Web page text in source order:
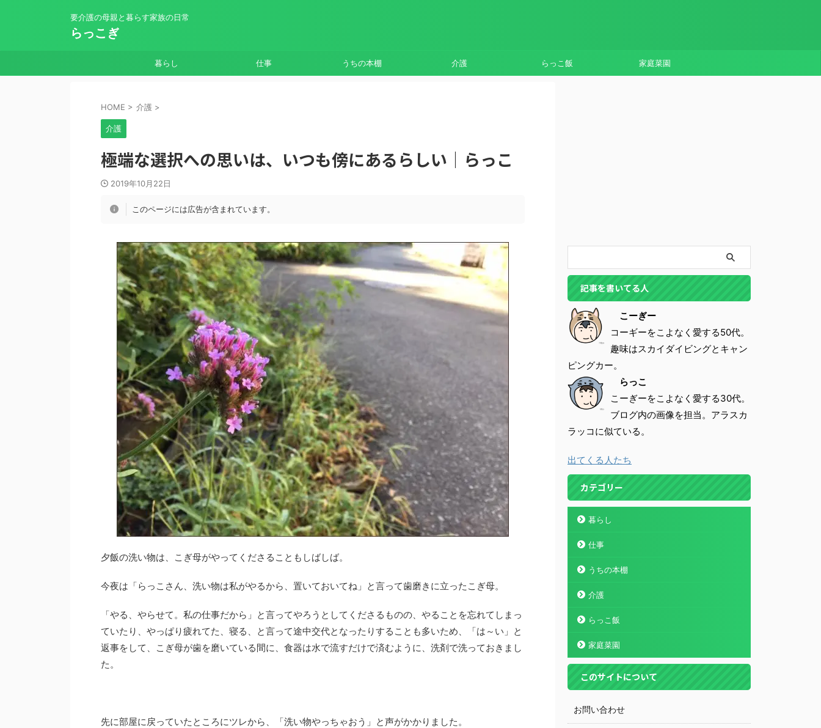
要介護の母親と暮らす家族の日常
らっこぎ
暮らし 仕事 うちの本棚 介護 らっこ飯 家庭菜園
HOME > 介護 >
介護
極端な選択への思いは、いつも傍にあるらしい｜らっこ
2019年10月22日
このページには広告が含まれています。
夕飯の洗い物は、こぎ母がやってくださることもしばしば。
今夜は「らっこさん、洗い物は私がやるから、置いておいてね」と言って歯磨きに立ったこぎ母。
「やる、やらせて。私の仕事だから」と言ってやろうとしてくださるものの、やることを忘れてしまっ
ていたり、やっぱり疲れてた、寝る、と言って途中交代となったりすることも多いため、「は～い」と
返事をして、こぎ母が歯を磨いている間に、食器は水で流すだけで済むように、洗剤で洗っておきまし
た。
先に部屋に戻っていたところにツレから、「洗い物やっちゃおう」と声がかかりました。
記事を書いてる人
こーぎー
コーギーをこよなく愛する50代。
趣味はスカイダイビングとキャン
ピングカー。
らっこ
こーぎーをこよなく愛する30代。
ブログ内の画像を担当。アラスカ
ラッコに似ている。
出てくる人たち
カテゴリー
暮らし
仕事
うちの本棚
介護
らっこ飯
家庭菜園
このサイトについて
お問い合わせ